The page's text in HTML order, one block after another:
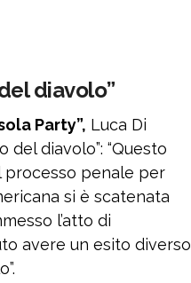
diavolo”
Party”, Luca Di
diavolo”: “Questo
penale per
si è scatenata
l’atto di
avere un esito diverso